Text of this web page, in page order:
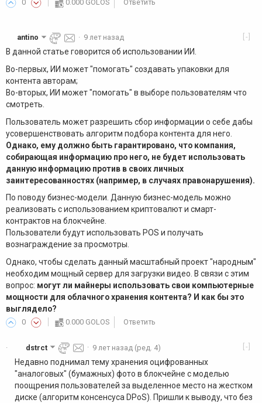
0 0.000 GOLOS Ответить
[-]
antino · 9 лет назад
В данной статье говорится об использовании ИИ.
Во-первых, ИИ может "помогать" создавать упаковки для
контента авторам;
Во-вторых, ИИ может "помогать" в выборе пользователям что
смотреть.
Пользователь может разрешить сбор информации о себе дабы
усовершенствовать алгоритм подбора контента для него.
Однако, ему должно быть гарантировано, что компания,
собирающая информацию про него, не будет использовать
данную информацию против в своих личных
заинтересованностях (например, в случаях правонарушения).
По поводу бизнес-модели. Данную бизнес-модель можно
реализовать с использованием криптовалют и смарт-
контрактов на блокчейне.
Пользователи будут использовать POS и получать
вознаграждение за просмотры.
Однако, чтобы сделать данный масштабный проект "народным"
необходим мощный сервер для загрузки видео. В связи с этим
вопрос: могут ли майнеры использовать свои компьютерные
мощности для облачного хранения контента? И как бы это
выглядело?
0 0.000 GOLOS Ответить
· [-]
dstrct · 9 лет назад (ред. 4)
Недавно поднимал тему хранения оцифрованных
"аналоговых" (бумажных) фото в блокчейне с моделью
поощрения пользователей за выделенное место на жестком
диске (алгоритм консенсуса DPoS). Пришли к выводу, что без